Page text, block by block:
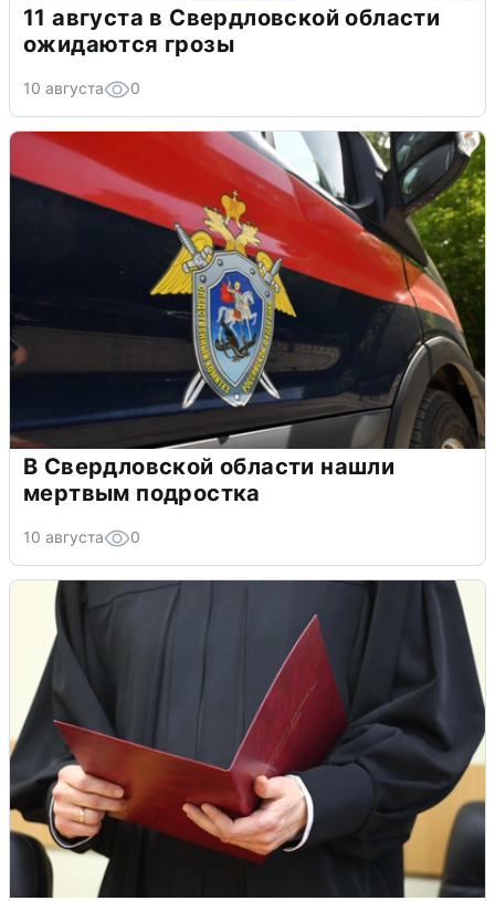
11 августа в Свердловской области
ожидаются грозы
10 августа 0
В Свердловской области нашли
мертвым подростка
10 августа 0